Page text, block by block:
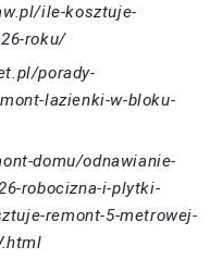
ile-kosztuje-
roku/
porady-
lazienki-w-bloku-
domu/odnawianie-
robocizna-i-plytki-
remont-5-metrowej-